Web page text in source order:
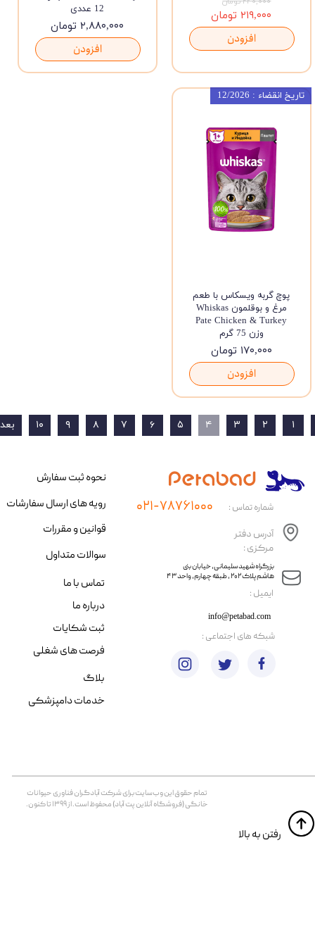
۲۱۹,۰۰۰ تومان
افزودن
12 عددی
۲,۸۸۰,۰۰۰ تومان
افزودن
پوچ گربه ویسکاس با طعم
مرغ و بوقلمون Whiskas
Pate Chicken & Turkey
وزن 75 گرم
۱۷۰,۰۰۰ تومان
افزودن
تاریخ انقضاء : 12/2026
۱ ۲ ۳ ۴ ۵ ۶ ۷ ۸ ۹ ۱۰
​ایمیل :
آدرس دفتر
مرکزی :
info@petabad.com
​​بزرگراه شهید سلیمانی، خیابان بنی
هاشم پلاک ۲۰۲ ، طبقه چهارم، واحد ۴۳
شماره تماس : ۰۲۱-۷۸۷۶۱۰۰۰
تمام حقوق اين وب‌سايت برای شرکت آبادگران فناوری حیوانات
خانگی (فروشگاه آنلاین پت آباد) محفوظ است. از ۱۳۹۹ تا کنون.
​​رفتن به بالا
نحوه ثبت سفارش
رویه های ارسال سفارشات
قوانین و مقررات
سوالات متداول
تماس با ما
درباره ما
ثبت شکایات
فرصت های شغلی
​شبکه های اجتماعی :
بلاگ
خدمات دامپزشکی